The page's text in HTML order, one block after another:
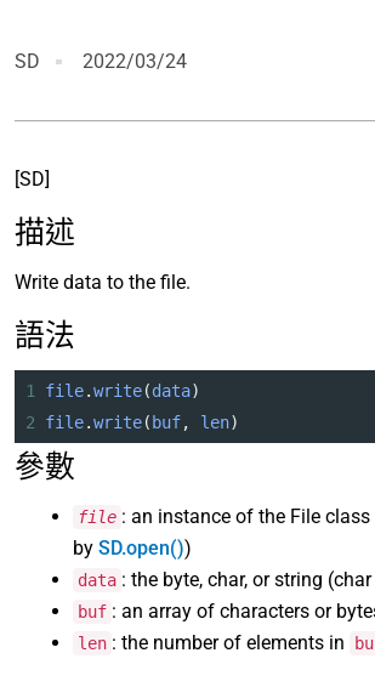
SD 2022/03/24
[SD]
描述
Write data to the file.
語法
1 file.write(data)
2
file.write( buf, len)
參數
file : an instance of the File class
by SD.open())
data : the byte, char, or string
buf : an array of characters or
len : the number of elements in